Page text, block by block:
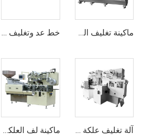
ماكينة تغليف الحلوى، العلكة أو وسادة الشوكولاتة خط عد وتغليف العلكة أو الحلوى المسحوقة
آلة تغليف علكة فوزين الفقاعية ماكينة لف العلكة الدوارة (4 قطع على الحافة)